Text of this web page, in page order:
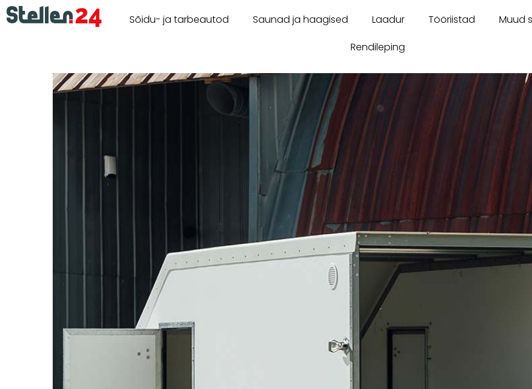
Sõidu- ja tarbeautod Saunad ja haagised Laadur Tööriistad Muud
Rendileping